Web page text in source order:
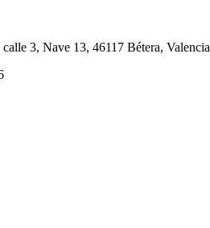
3, Nave 13, 46117 Bétera, Valencia